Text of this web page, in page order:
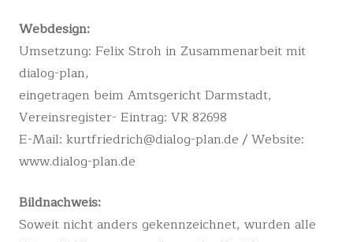
Webdesign:
Umsetzung: Felix Stroh in Zusammenarbeit mit
dialog-plan,
eingetragen beim Amtsgericht Darmstadt,
Vereinsregister- Eintrag: VR 82698
E-Mail: kurtfriedrich@dialog-plan.de / Website:
www.dialog-plan.de
Bildnachweis:
Soweit nicht anders gekennzeichnet, wurden alle